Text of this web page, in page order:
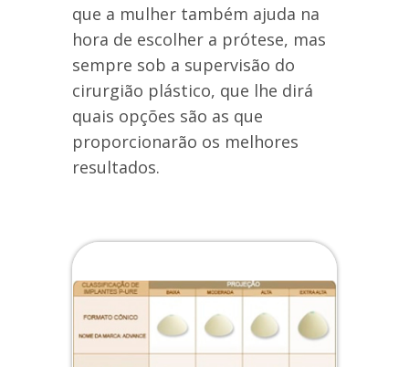
que a mulher também ajuda na
hora de escolher a prótese, mas
sempre sob a supervisão do
cirurgião plástico, que lhe dirá
quais opções são as que
proporcionarão os melhores
resultados.